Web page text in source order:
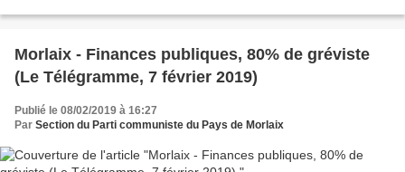
Morlaix - Finances publiques, 80% de gréviste
(Le Télégramme, 7 février 2019)
Publié le 08/02/2019 à 16:27
Par Section du Parti communiste du Pays de Morlaix